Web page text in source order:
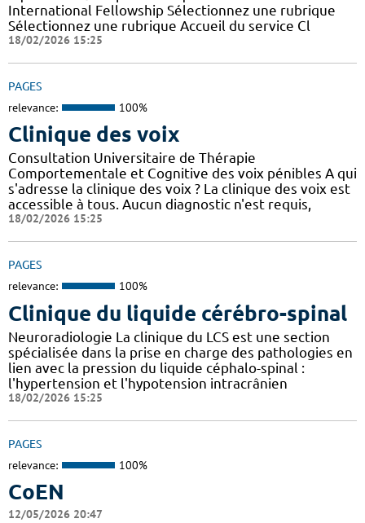
International Fellowship Sélectionnez une rubrique
Sélectionnez une rubrique Accueil du service Cl
18/02/2026 15:25
PAGES
relevance: 100%
Clinique des voix
Consultation Universitaire de Thérapie
Comportementale et Cognitive des voix pénibles A qui
s'adresse la clinique des voix ? La clinique des voix est
accessible à tous. Aucun diagnostic n'est requis,
18/02/2026 15:25
PAGES
relevance: 100%
Clinique du liquide cérébro-spinal
Neuroradiologie La clinique du LCS est une section
spécialisée dans la prise en charge des pathologies en
lien avec la pression du liquide céphalo-spinal :
l'hypertension et l'hypotension intracrânien
18/02/2026 15:25
PAGES
relevance: 100%
CoEN
12/05/2026 20:47